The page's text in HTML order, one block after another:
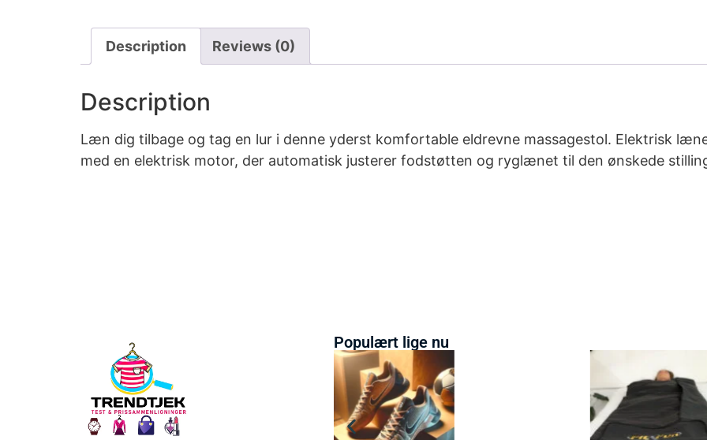
Description Reviews (0)
Description
Læn dig tilbage og tag en lur i denne yderst komfortable eldrevne massagestol. Elektrisk
med en elektrisk motor, der automatisk justerer fodstøtten og ryglænet til den ønskede
Populært lige nu